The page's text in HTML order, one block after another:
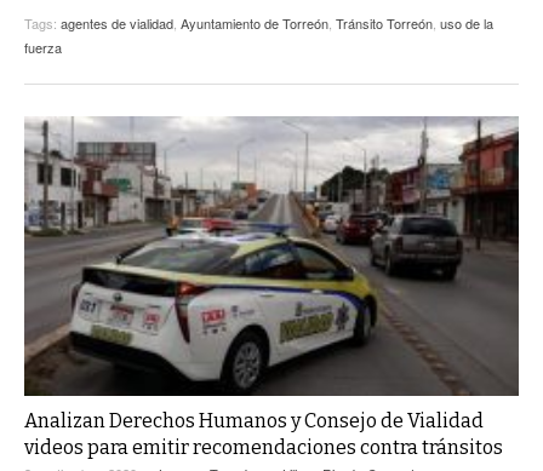
Tags: agentes de vialidad, Ayuntamiento de Torreón, Tránsito Torreón, uso de la
fuerza
Analizan Derechos Humanos y Consejo de Vialidad
videos para emitir recomendaciones contra tránsitos